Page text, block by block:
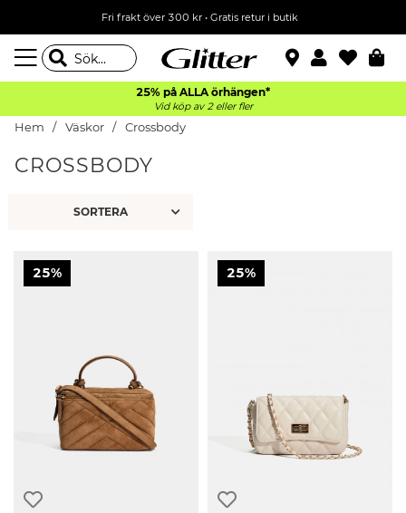
Fri frakt över 300 kr• Gratis retur i butik
25% på ALLA örhängen*
Vid köp av 2 eller fler
Hem Väskor Crossbody
CROSSBODY
25% 25%